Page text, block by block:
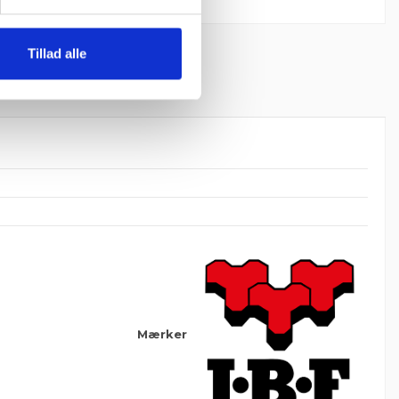
Tillad alle
Mærker